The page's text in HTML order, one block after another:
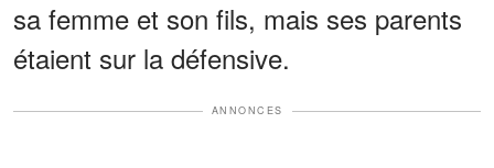
sa femme et son fils, mais ses parents
étaient sur la défensive.
ANNONCES